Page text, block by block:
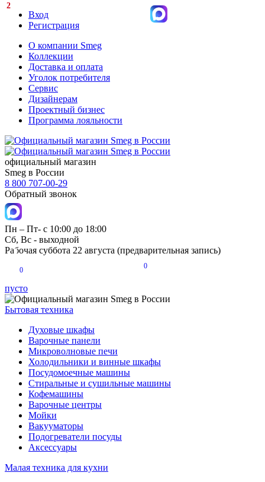
Вход
Регистрация
О компании Smeg
Коллекции
Доставка и оплата
Уголок потребителя
Сервис
Дизайнерам
Проектный бизнес
Программа лояльности
официальный магазин
Smeg в России
8 800 707-00-29
Обратный звонок
Пн – Пт- с 10:00 до 18:00
Сб, Вс - выходной
Рабочая суббота 22 августа (предварительная запись)
0
0
пусто
Бытовая техника
Духовые шкафы
Варочные панели
Микроволновые печи
Холодильники и винные шкафы
Посудомоечные машины
Стиральные и сушильные машины
Кофемашины
Варочные центры
Мойки
Вакууматоры
Подогреватели посуды
Аксессуары
Малая техника для кухни
2